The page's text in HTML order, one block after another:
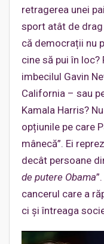
retragerea unei
sport atât de drag
că democrații nu
cine să pui în loc?
imbecilul Gavin
California – sau
Kamala Harris?
opțiunile pe care
mânecă”. Ei
decât persoane
de putere Obama
cancerul care a
ci și întreaga